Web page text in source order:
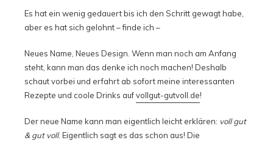
Es hat ein wenig gedauert bis ich den Schritt gewagt habe,
aber es hat sich gelohnt – finde ich –
Neues Name, Neues Design. Wenn man noch am Anfang
steht, kann man das denke ich noch machen! Deshalb
schaut vorbei und erfahrt ab sofort meine interessanten
Rezepte und coole Drinks aufvollgut-gutvoll.de!
Der neue Name kann man eigentlich leicht erklären: voll gut
& gut voll. Eigentlich sagt es das schon aus! Die